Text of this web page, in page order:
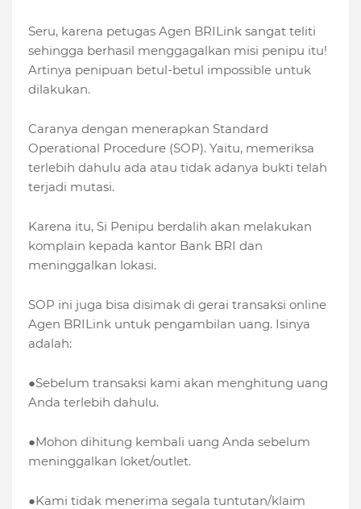
Seru, karena petugas Agen BRILink sangat teliti
sehingga berhasil menggagalkan misi penipu itu!
Artinya penipuan betul-betul impossible untuk
dilakukan.
Caranya dengan menerapkan Standard
Operational Procedure (SOP). Yaitu, memeriksa
terlebih dahulu ada atau tidak adanya bukti telah
terjadi mutasi.
Karena itu, Si Penipu berdalih akan melakukan
komplain kepada kantor Bank BRI dan
meninggalkan lokasi.
SOP ini juga bisa disimak di gerai transaksi online
Agen BRILink untuk pengambilan uang. Isinya
adalah:
●Sebelum transaksi kami akan menghitung uang
Anda terlebih dahulu.
●Mohon dihitung kembali uang Anda sebelum
meninggalkan loket/outlet.
●Kami tidak menerima segala tuntutan/klaim